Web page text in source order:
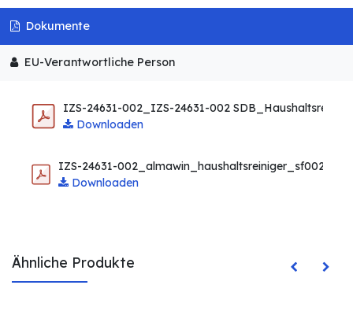
Dokumente
EU-Verantwortliche Person
IZS-24631-002_IZS-24631-002
Downloaden
IZS-24631-
Downloaden
Ähnliche Produkte